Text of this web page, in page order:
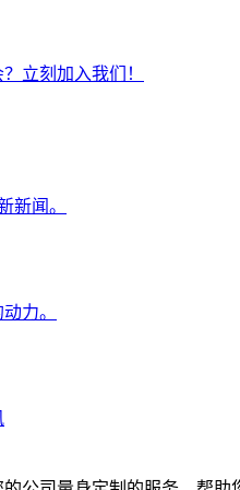
立刻加入我们！
新闻。
力。